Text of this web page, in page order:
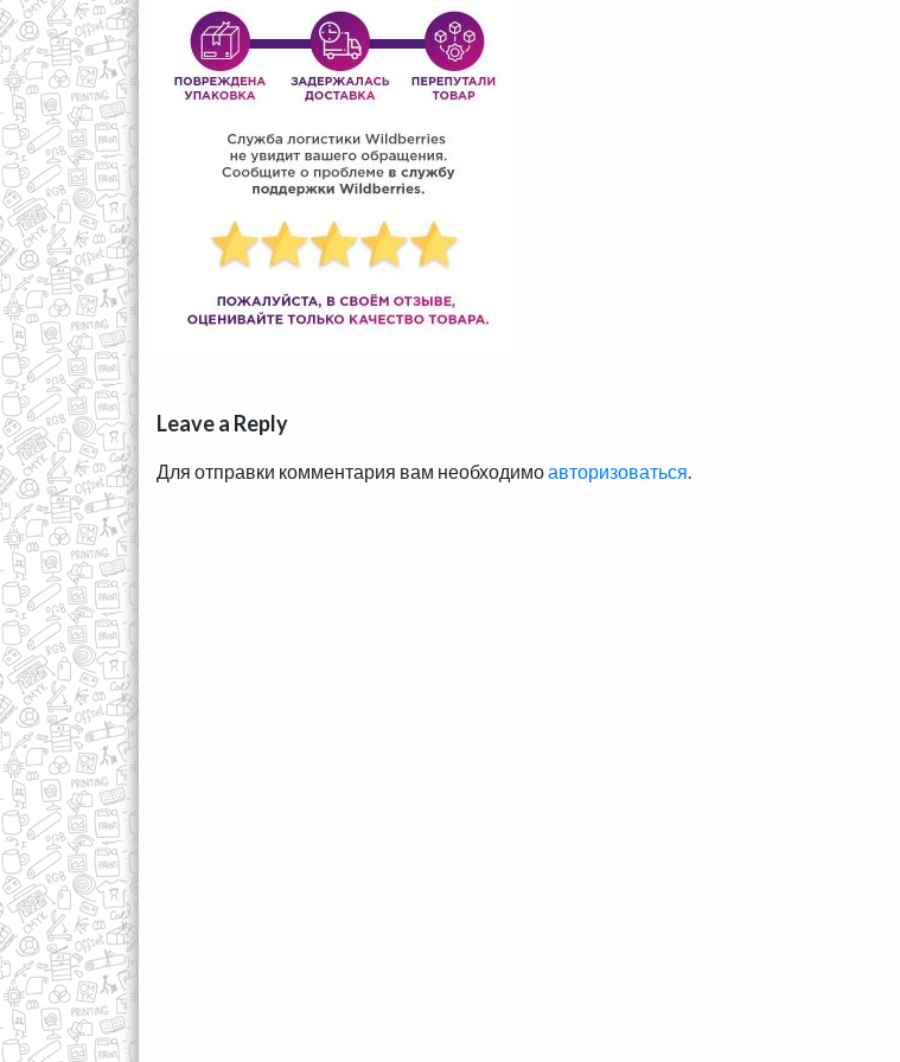
Leave a Reply
Для отправки комментария вам необходимоавторизоваться